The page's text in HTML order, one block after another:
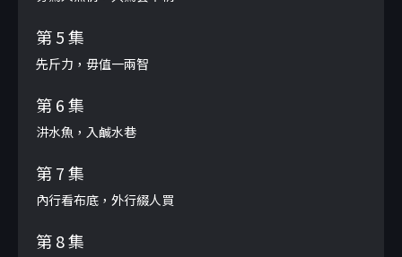
第 5 集
先斤力，毋值一兩智
第 6 集
汫水魚，入鹹水巷
第 7 集
內行看布底，外行綴人買
第 8 集